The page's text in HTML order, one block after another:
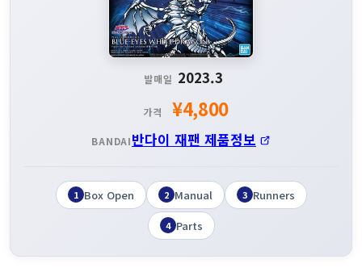
발매일 2023.3
가격 ¥4,800
BANDAI반다이 재팬 제품정보
1 Box Open 2 Manual 3 Runners
4 Parts